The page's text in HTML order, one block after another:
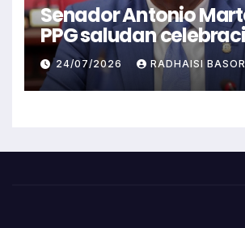
Senador Antonio
PPG saludan
Juegos
24/07/2026 RADHAISI